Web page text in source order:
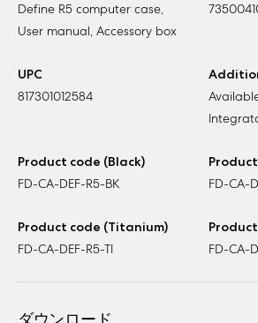
Define R5 computer case,
User manual, Accessory box
UPC
817301012584
Product code (Black)
FD-CA-DEF-R5-BK
FD-CA-
Product code (Titanium)
FD-CA-DEF-R5-TI
FD-CA-